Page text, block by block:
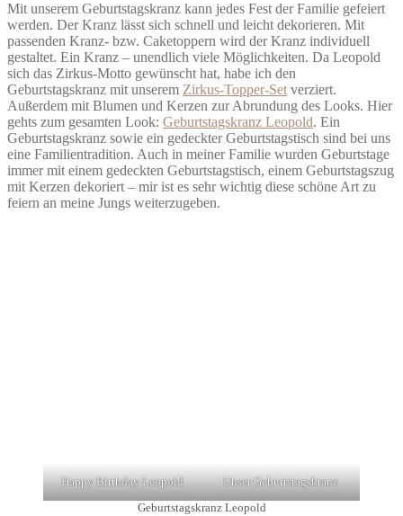
Mit unserem Geburtstagskranz kann jedes Fest der Familie gefeiert
werden. Der Kranz lässt sich schnell und leicht dekorieren. Mit
passenden Kranz- bzw. Caketoppern wird der Kranz individuell
gestaltet. Ein Kranz – unendlich viele Möglichkeiten. Da Leopold
sich das Zirkus-Motto gewünscht hat, habe ich den
Geburtstagskranz mit unserem Zirkus-Topper-Set verziert.
Außerdem mit Blumen und Kerzen zur Abrundung des Looks. Hier
gehts zum gesamten Look: Geburtstagskranz Leopold. Ein
Geburtstagskranz sowie ein gedeckter Geburtstagstisch sind bei uns
eine Familientradition. Auch in meiner Familie wurden Geburtstage
immer mit einem gedeckten Geburtstagstisch, einem Geburtstagszug
mit Kerzen dekoriert – mir ist es sehr wichtig diese schöne Art zu
feiern an meine Jungs weiterzugeben.
Happy Birthday Leopold
Unser Geburtstagskranz
Geburtstagskranz Leopold